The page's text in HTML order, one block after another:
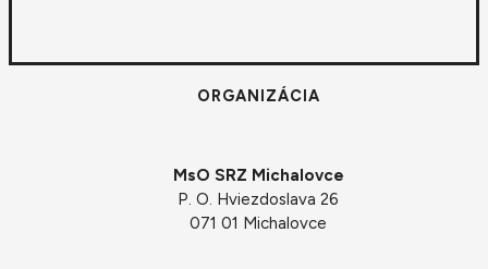
ORGANIZÁCIA
MsO SRZ Michalovce
P. O. Hviezdoslava 26
071 01 Michalovce